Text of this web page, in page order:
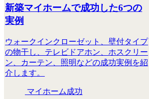
新築マイホームで成功した6つの
実例
ウォークインクローゼット、壁付タイプ
の物干し、テレビドアホン、ホスクリー
ン、カーテン、照明などの成功実例を紹
介します。
マイホーム成功